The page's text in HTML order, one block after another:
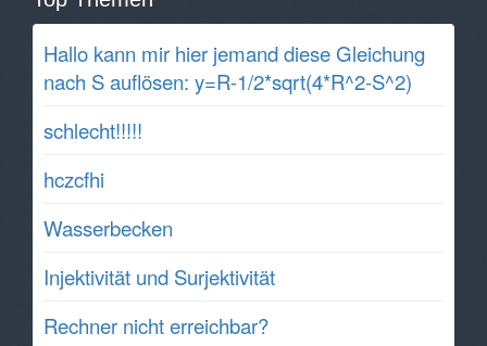
Hallo kann mir hier jemand diese Gleichung
nach S auflösen: y=R-1/2*sqrt(4*R^2-S^2)
schlecht!!!!!
hczcfhi
Wasserbecken
Injektivität und Surjektivität
Rechner nicht erreichbar?